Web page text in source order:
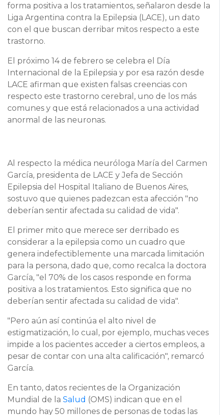
forma positiva a los tratamientos, señalaron desde la
Liga Argentina contra la Epilepsia (LACE), un dato
con el que buscan derribar mitos respecto a este
trastorno.
El próximo 14 de febrero se celebra el Día
Internacional de la Epilepsia y por esa razón desde
LACE afirman que existen falsas creencias con
respecto este trastorno cerebral, uno de los más
comunes y que está relacionados a una actividad
anormal de las neuronas.
Al respecto la médica neuróloga María del Carmen
García, presidenta de LACE y Jefa de Sección
Epilepsia del Hospital Italiano de Buenos Aires,
sostuvo que quienes padezcan esta afección "no
deberían sentir afectada su calidad de vida".
El primer mito que merece ser derribado es
considerar a la epilepsia como un cuadro que
genera indefectiblemente una marcada limitación
para la persona, dado que, como recalca la doctora
García, "el 70% de los casos responde en forma
positiva a los tratamientos. Esto significa que no
deberían sentir afectada su calidad de vida".
"Pero aún así continúa el alto nivel de
estigmatización, lo cual, por ejemplo, muchas veces
impide a los pacientes acceder a ciertos empleos, a
pesar de contar con una alta calificación", remarcó
García.
En tanto, datos recientes de la Organización
Mundial de la Salud (OMS) indican que en el
mundo hay 50 millones de personas de todas las